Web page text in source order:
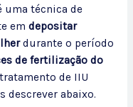
uma técnica de
em depositar
durante o período
de fertilização do
de IIU
descrever abaixo.